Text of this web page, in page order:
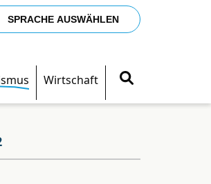
SPRACHE AUSWÄHLEN
Wirtschaft